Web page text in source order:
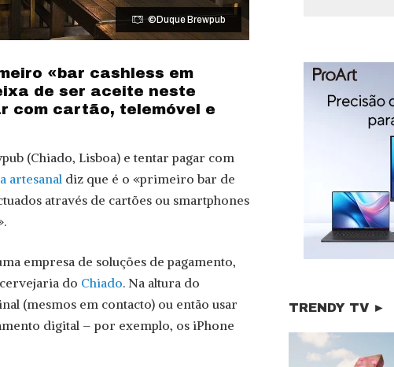
©Duque Brewpub
«bar cashless em
de ser aceite neste
com cartão, telemóvel e
(Chiado, Lisboa) e tentar pagar com
artesanal diz que é o «primeiro bar de
através de cartões ou smartphones
empresa de soluções de pagamento,
do Chiado. Na altura do
(mesmos em contacto) ou então usar
digital – por exemplo, os iPhone
TRENDY TV ►